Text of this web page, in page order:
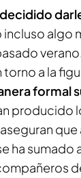
algo
torno a la
formal
producido
ha sumado